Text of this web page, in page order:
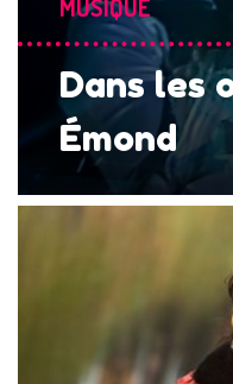
MUSIQUE
Dans les
Émond